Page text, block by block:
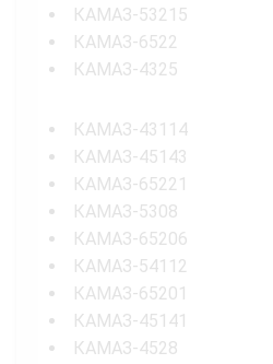
КАМАЗ-53215
КАМАЗ-6522
КАМАЗ-4325
КАМАЗ-43114
КАМАЗ-45143
КАМАЗ-65221
КАМАЗ-5308
КАМАЗ-65206
КАМАЗ-54112
КАМАЗ-65201
КАМАЗ-45141
КАМАЗ-4528